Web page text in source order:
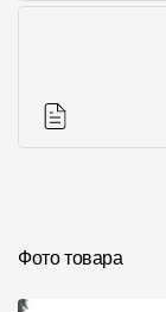
Фото товара